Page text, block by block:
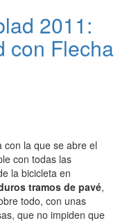
2011:
con Flecha
con la que se abre el
con todas las
la bicicleta en
tramos de pavé,
todo, con unas
que no impiden que